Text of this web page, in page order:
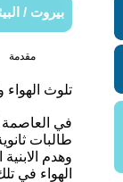
بيروت /
مقدمة
تلوث
في العاصمة
طالبات
وهدم
الهواء في